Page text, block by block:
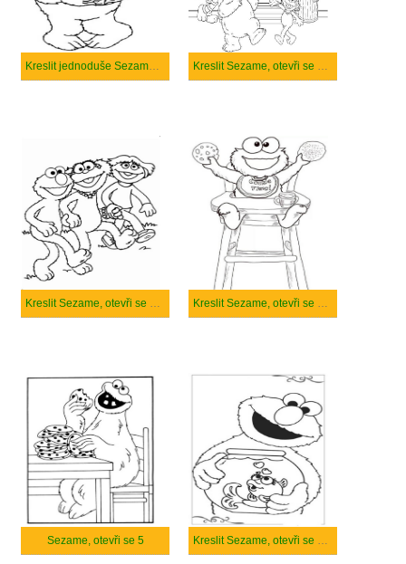
Kreslit jednoduše Sezame, otevři se Kreslit Sezame, otevři se pro tisk
Kreslit Sezame, otevři se zdarma pro tisk Kreslit Sezame, otevři se zdarma
Sezame, otevři se 5 Kreslit Sezame, otevři se velmi dobře